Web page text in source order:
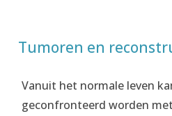
Tumoren en
Vanuit het normale leven
geconfronteerd worden